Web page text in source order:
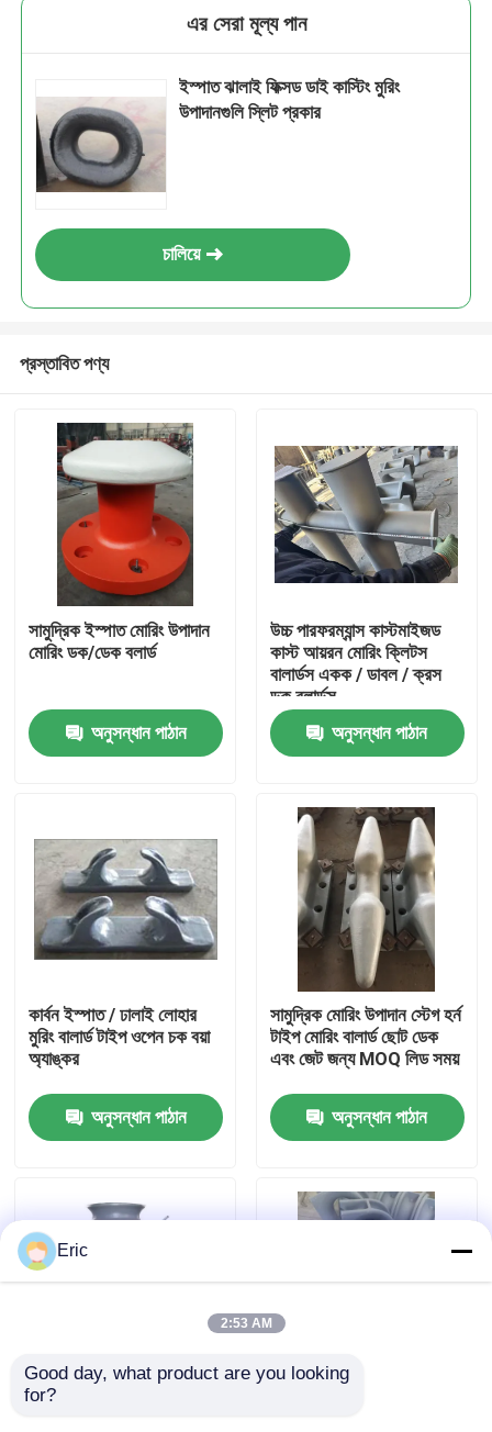
পণ্য
আমাদের সম্পর্কে
কারখানা ভ্রমণ
মান নিয়ন্ত্রণ
আমাদের সাথে যোগাযোগ করুন
উদ্ধৃতির জন্য আবেদন
Company News
এর সেরা মূল্য পান
ইস্পাত ঝালাই ফিক্সড ডাই কাস্টিং মুরিং
উপাদানগুলি স্লিট প্রকার
চালিয়ে
প্রস্তাবিত পণ্য
সামুদ্রিক ইস্পাত মোরিং উপাদান
মোরিং ডক/ডেক বলার্ড
অনুসন্ধান পাঠান
উচ্চ পারফরম্যান্স কাস্টমাইজড
কাস্ট আয়রন মোরিং ক্লিটস
বালার্ডস একক / ডাবল / ক্রস
ডক বলার্ডস
অনুসন্ধান পাঠান
কার্বন ইস্পাত / ঢালাই লোহার
মুরিং বালার্ড টাইপ ওপেন চক বয়া
অ্যাঙ্কর
অনুসন্ধান পাঠান
সামুদ্রিক মোরিং উপাদান স্টেগ হর্ন
টাইপ মোরিং বালার্ড ছোট ডেক
এবং জেট জন্য MOQ লিড সময়
অনুসন্ধান পাঠান
একক রোলার ফায়ারলিডস ক্লিট
Eric
2:53 AM
Good day, what product are you looking
for?